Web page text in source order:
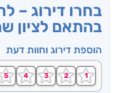
בחרו דירוג –
בהתאם לציון
הוספת דירוג וחוות דעת